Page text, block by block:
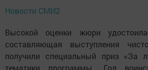
Новости СМИ2
Высокой оценки жюри
составляющая выступления
получили специальный приз «За